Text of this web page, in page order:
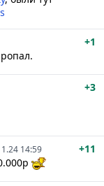
+1
+3
14:59
+11